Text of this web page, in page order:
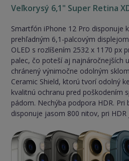
Veľkorysý 6,1" Super Retina
Smartfón iPhone 12 Pro disponuje
prehľadným 6,1-palcovým
OLED s rozlíšením 2532 x 1170 px
palec, čo poteší aj najnáročnejších
chránený výnimočne odolným
Ceramic Shield, ktorú tvorí odolný
kvalitnú ochranu pred poškodením
pádom. Nechýba podpora HDR. Pri
disponuje jasom 800 nitov, pri